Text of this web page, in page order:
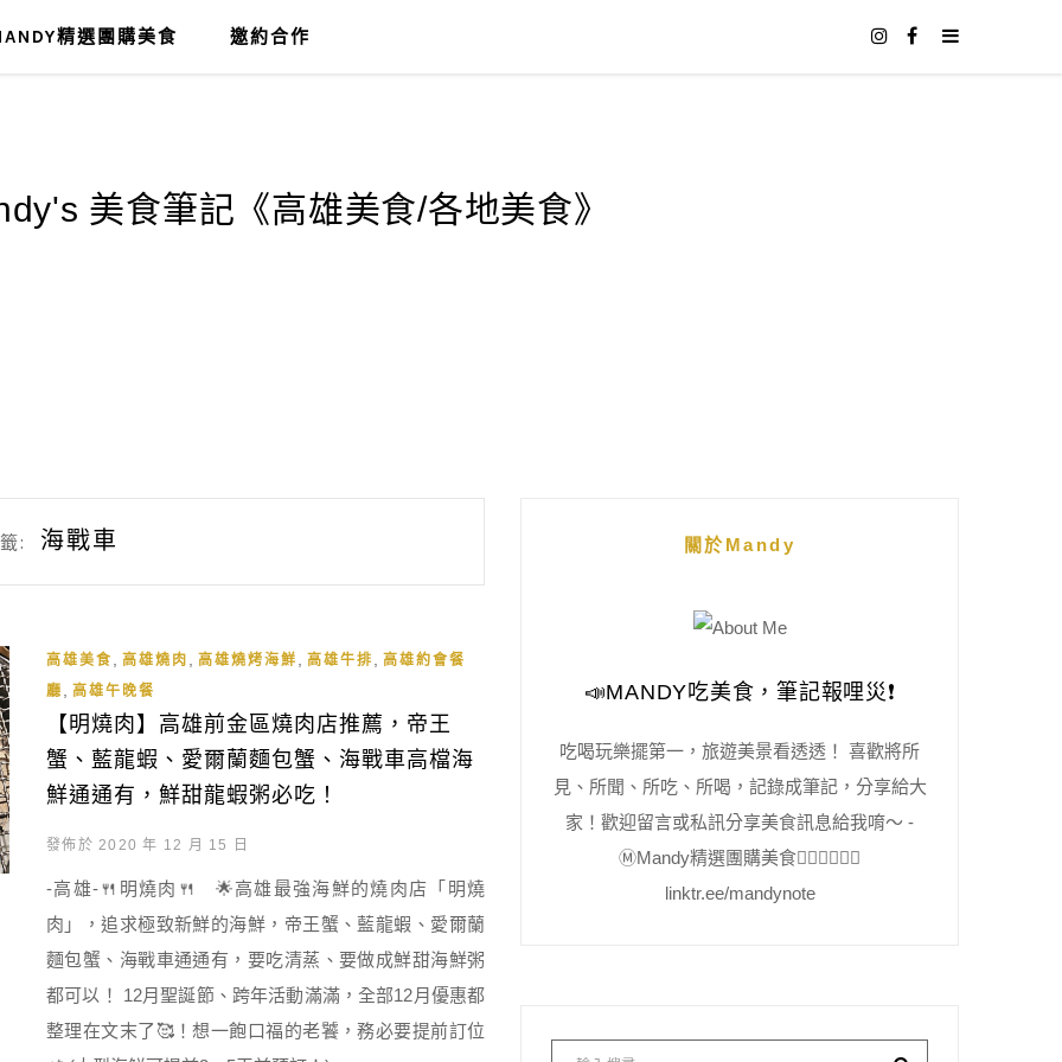
精選團購美食 邀約合作
: 海戰車
高雄美食 高雄燒肉 高雄燒烤海鮮 高雄牛排
高雄約會餐
廳
高雄午晚餐
【明燒肉】高雄前金區燒肉店推薦，帝王
蟹、藍龍蝦、愛爾蘭麵包蟹、海戰車高檔海
鮮通通有，鮮甜龍蝦粥必吃！
發佈於 2020 年 12 月 15 日
-高雄-🍴明燒肉🍴 🌟高雄最強海鮮的燒肉店「明燒
肉」，追求極致新鮮的海鮮，帝王蟹、藍龍蝦、愛爾蘭
麵包蟹、海戰車通通有，要吃清蒸、要做成鮮甜海鮮粥
都可以！ 12月聖誕節、跨年活動滿滿，全部12月優惠都
整理在文末了🥰！想一飽口福的老饕，務必要提前訂位
關於Mandy
📣MANDY吃美食，筆記報哩災❗️
吃喝玩樂擺第一，旅遊美景看透透！ 喜歡將所
見、所聞、所吃、所喝，記錄成筆記，分享給大
家！歡迎留言或私訊分享美食訊息給我唷～ -
Ⓜ️Mandy精選團購美食👇🏻👇🏻👇🏻
linktr.ee/mandynote